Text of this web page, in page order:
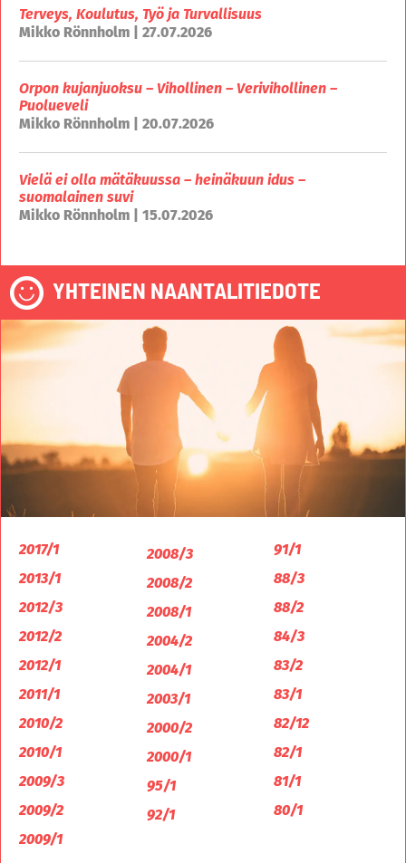
Terveys, Koulutus, Työ ja Turvallisuus
Mikko Rönnholm | 27.07.2026
Orpon kujanjuoksu – Vihollinen – Verivihollinen –
Puolueveli
Mikko Rönnholm | 20.07.2026
Vielä ei olla mätäkuussa – heinäkuun idus –
suomalainen suvi
Mikko Rönnholm | 15.07.2026
YHTEINEN NAANTALITIEDOTE
2017/1
2013/1
2012/3
2012/2
2012/1
2011/1
2010/2
2010/1
2009/3
2009/2
2009/1
2008/3
2008/2
2008/1
2004/2
2004/1
2003/1
2000/2
2000/1
95/1
92/1
91/1
88/3
88/2
84/3
83/2
83/1
82/12
82/1
81/1
80/1